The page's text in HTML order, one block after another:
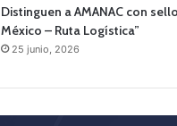
Distinguen a AMANAC con
México – Ruta Logística”
25 junio, 2026